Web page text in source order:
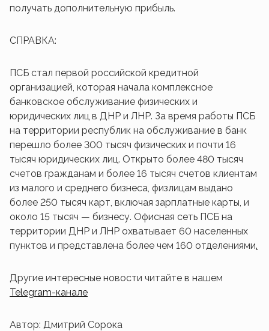
получать дополнительную прибыль.
СПРАВКА:
ПСБ стал первой российской кредитной
организацией, которая начала комплексное
банковское обслуживание физических и
юридических лиц в ДНР и ЛНР. За время работы ПСБ
на территории республик на обслуживание в банк
перешло более 300 тысяч физических и почти 16
тысяч юридических лиц. Открыто более 480 тысяч
счетов гражданам и более 16 тысяч счетов клиентам
из малого и среднего бизнеса, физлицам выдано
более 250 тысяч карт, включая зарплатные карты, и
около 15 тысяч — бизнесу. Офисная сеть ПСБ на
территории ДНР и ЛНР охватывает 60 населенных
пунктов и представлена более чем 160 отделениями.
Другие интересные новости читайте в нашем
Telegram-канале
Автор: Дмитрий Сорока